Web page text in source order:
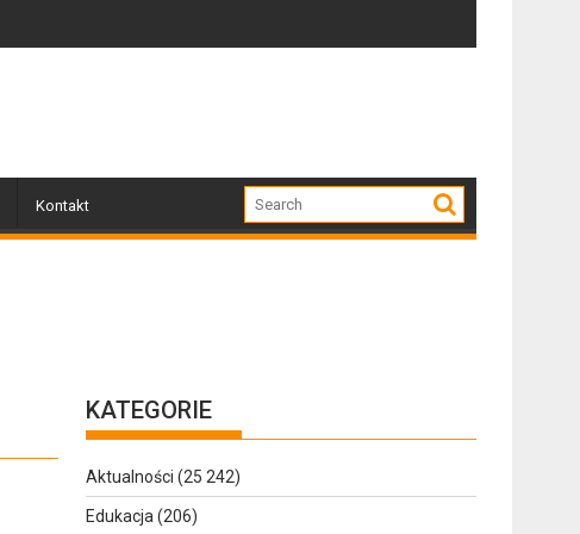
Kontakt
KATEGORIE
Aktualności (25 242)
Edukacja (206)